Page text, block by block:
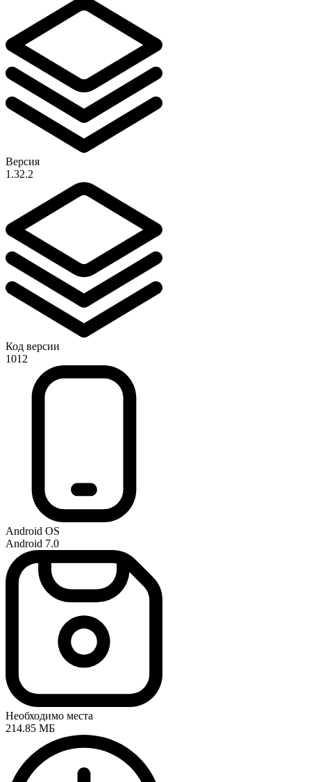
Версия
1.32.2
Код версии
1012
Android OS
Android 7.0
Необходимо места
214.85 МБ